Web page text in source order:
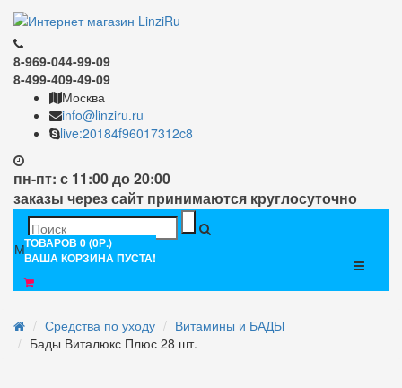
8-969-044-99-09
8-499-409-49-09
Москва
info@linziru.ru
live:20184f96017312c8
пн-пт: с 11:00 до 20:00
заказы через сайт принимаются круглосуточно
ТОВАРОВ 0 (0Р.)
ВАША КОРЗИНА ПУСТА!
Меню
Средства по уходу
Витамины и БАДЫ
Бады Виталюкс Плюс 28 шт.